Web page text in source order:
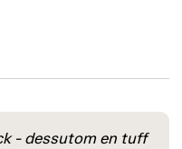
- dessutom en tuff